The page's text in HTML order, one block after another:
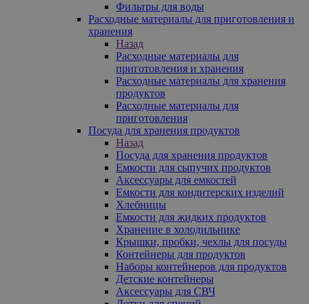
Фильтры для воды
Расходные материалы для приготовления и
хранения
Назад
Расходные материалы для
приготовления и хранения
Расходные материалы для хранения
продуктов
Расходные материалы для
приготовления
Посуда для хранения продуктов
Назад
Посуда для хранения продуктов
Емкости для сыпучих продуктов
Аксессуары для емкостей
Емкости для кондитерских изделий
Хлебницы
Емкости для жидких продуктов
Хранение в холодильнике
Крышки, пробки, чехлы для посуды
Контейнеры для продуктов
Наборы контейнеров для продуктов
Детские контейнеры
Аксессуары для СВЧ